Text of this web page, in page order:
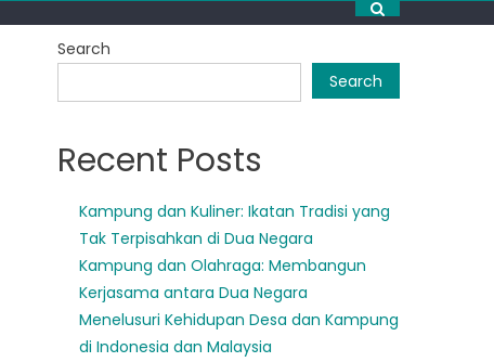
Search
Search
Recent Posts
Kampung dan Kuliner: Ikatan Tradisi yang
Tak Terpisahkan di Dua Negara
Kampung dan Olahraga: Membangun
Kerjasama antara Dua Negara
Menelusuri Kehidupan Desa dan Kampung
di Indonesia dan Malaysia